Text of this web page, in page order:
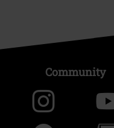
Community